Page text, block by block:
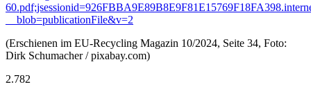
__blob=publicationFile&v=2
(Erschienen im EU-Recycling Magazin 10/2024, Seite 34, Foto:
Dirk Schumacher / pixabay.com)
2.782